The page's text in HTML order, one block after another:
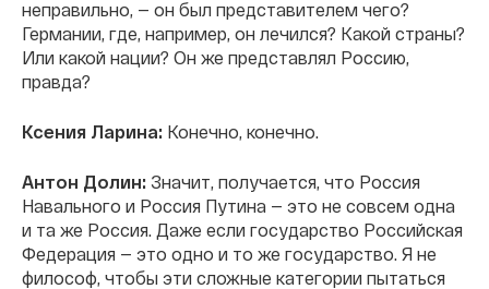
неправильно, — он был представителем чего?
Германии, где, например, он лечился? Какой страны?
Или какой нации? Он же представлял Россию,
правда?
Ксения Ларина: Конечно, конечно.
Антон Долин: Значит, получается, что Россия
Навального и Россия Путина — это не совсем одна
и та же Россия. Даже если государство Российская
Федерация — это одно и то же государство. Я не
философ, чтобы эти сложные категории пытаться